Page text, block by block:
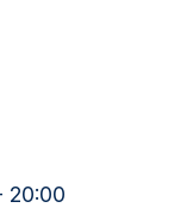
20:00